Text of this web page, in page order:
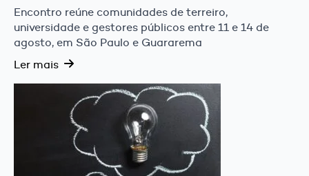
Encontro reúne comunidades de terreiro,
universidade e gestores públicos entre 11 e 14 de
agosto, em São Paulo e Guararema
Ler mais